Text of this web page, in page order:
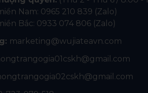
Nam: 0965 210 839 (Zalo)
Bắc: 0933 074 806 (Zalo)
marketing@wujiateavn.com